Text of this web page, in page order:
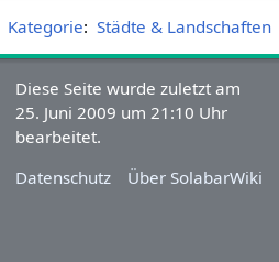
Kategorie: Städte & Landschaften
Diese Seite wurde zuletzt am
25. Juni 2009 um 21:10 Uhr
bearbeitet.
Datenschutz
Über SolabarWiki